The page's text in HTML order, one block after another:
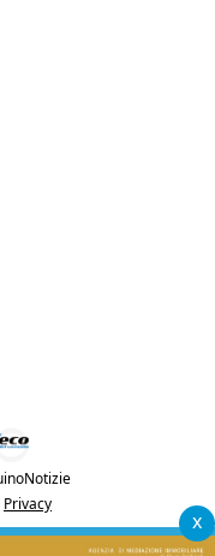
x
Privacy
al Registro Stampa del